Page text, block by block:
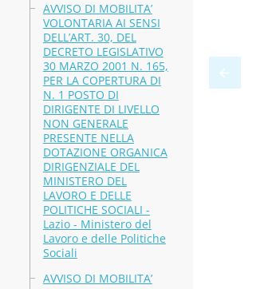
AVVISO DI MOBILITA’
VOLONTARIA AI SENSI
DELL’ART. 30, DEL
DECRETO LEGISLATIVO
30 MARZO 2001 N. 165,
PER LA COPERTURA DI
N. 1 POSTO DI
DIRIGENTE DI LIVELLO
NON GENERALE
PRESENTE NELLA
DOTAZIONE ORGANICA
DIRIGENZIALE DEL
MINISTERO DEL
LAVORO E DELLE
POLITICHE SOCIALI -
Lazio - Ministero del
Lavoro e delle Politiche
Sociali
AVVISO DI MOBILITA’